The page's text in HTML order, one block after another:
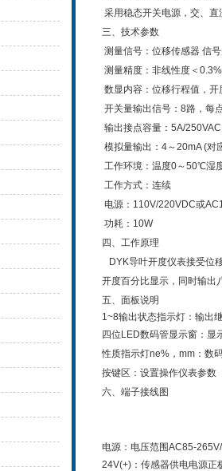
采用稳态开关电源，交、
三、技术参数
测量信号：位移传感器 信
测量精度：非线性度＜ 0.3%
数显内容：位移行程值，
开关量输出信号： 8路，每
输出接点容量： 5A/250VAC
模拟量输出： 4～20mA (对
工作环境：温度0～50℃湿
工作方式：连续
电源： 110V/220VDC或
功耗： 10W
四、工作原理
DYK导叶开度仪表接受位
开度百分比显示，同时输出
五、面板说明
1~8输出状态指示灯：输出
四位 LED数码管显示窗：显
性质指示灯ne% ， mm ：数
按键区：设置操作仪表参数
六、端子接线图
电源：电压范围AC85-
24V(+) ： 传感器供电电源正